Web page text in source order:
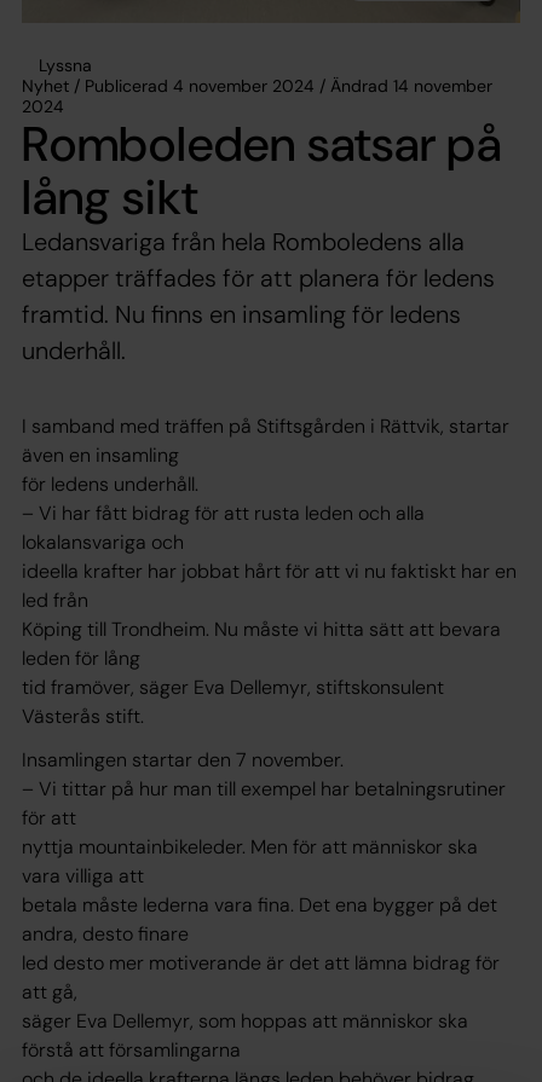
Lyssna
Nyhet / Publicerad 4 november 2024 / Ändrad 14 november
2024
Romboleden satsar på
lång sikt
Ledansvariga från hela Romboledens alla
etapper träffades för att planera för ledens
framtid. Nu finns en insamling för ledens
underhåll.
I samband med träffen på Stiftsgården i Rättvik, startar
även en insamling
för ledens underhåll.
– Vi har fått bidrag för att rusta leden och alla
lokalansvariga och
ideella krafter har jobbat hårt för att vi nu faktiskt har en
led från
Köping till Trondheim. Nu måste vi hitta sätt att bevara
leden för lång
tid framöver, säger Eva Dellemyr, stiftskonsulent
Västerås stift.
Insamlingen startar den 7 november.
– Vi tittar på hur man till exempel har betalningsrutiner
för att
nyttja mountainbikeleder. Men för att människor ska
vara villiga att
betala måste lederna vara fina. Det ena bygger på det
andra, desto finare
led desto mer motiverande är det att lämna bidrag för
att gå,
säger Eva Dellemyr, som hoppas att människor ska
förstå att församlingarna